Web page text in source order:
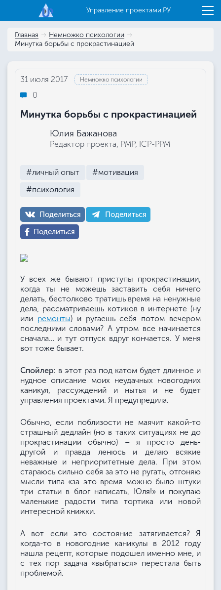
Управление проектами.РУ
Главная
Немножко психологии
Минутка борьбы с прокрастинацией
31 июля 2017 Немножко психологии
0
Минутка борьбы с прокрастинацией
Юлия Бажанова
Редактор проекта, РМР, ICP-PPM
#личный опыт
#мотивация
#психология
Поделиться
Поделиться
Поделиться
У всех же бывают приступы прокрастинации,
когда ты не можешь заставить себя ничего
делать, бестолково тратишь время на ненужные
дела, рассматриваешь котиков в интернете (ну
или ремонты) и ругаешь себя потом вечером
последними словами? А утром все начинается
сначала… и тут отпуск вдруг кончается. У меня
вот тоже бывает.
Спойлер: в этот раз под катом будет длинное и
нудное описание моих неудачных новогодних
каникул, рассуждений и нытья и не будет
управления проектами. Я предупредила.
Обычно, если поблизости не маячит какой-то
страшный дедлайн (но в таких ситуациях не до
прокрастинации обычно) – я просто день-
другой и правда ленюсь и делаю всякие
неважные и неприоритетные дела. При этом
стараюсь сильно себя за это не ругать, отгоняю
мысли типа «за это время можно было штуки
три статьи в блог написать, Юля!» и покупаю
маленькие радости типа тортика или новой
интересной книжки.
А вот если это состояние затягивается? Я
когда-то в новогодние каникулы в 2012 году
нашла рецепт, которые подошел именно мне, и
с тех пор задача «выбраться» перестала быть
проблемой.